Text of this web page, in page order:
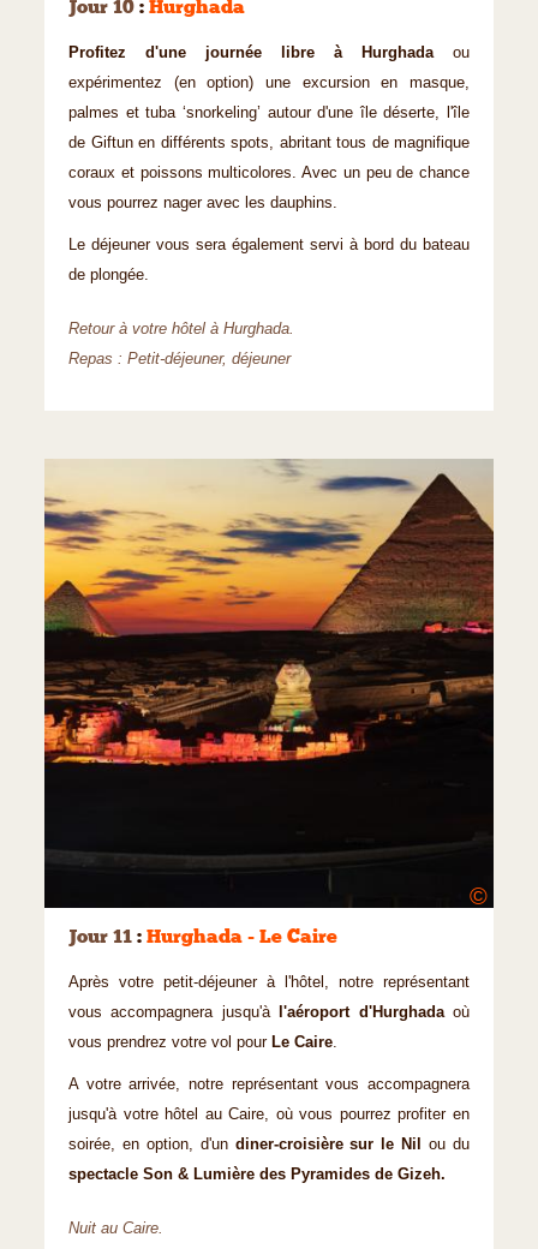
Jour 10 : Hurghada
Profitez d'une journée libre à Hurghada ou
expérimentez (en option) une excursion en masque,
palmes et tuba ‘snorkeling’ autour d'une île déserte, l'île
de Giftun en différents spots, abritant tous de magnifique
coraux et poissons multicolores. Avec un peu de chance
vous pourrez nager avec les dauphins.
Le déjeuner vous sera également servi à bord du bateau
de plongée.
Retour à votre hôtel à Hurghada.
Repas : Petit-déjeuner, déjeuner
©
Jour 11 : Hurghada - Le Caire
Après votre petit-déjeuner à l'hôtel, notre représentant
vous accompagnera jusqu'à
l'aéroport d'Hurghadaoù
vous prendrez votre vol pour Le Caire.
A votre arrivée, notre représentant vous accompagnera
jusqu'à votre hôtel au Caire, où vous pourrez profiter en
soirée, en option, d'un diner-croisière sur le Nilou du
spectacle Son & Lumière des Pyramides de Gizeh.
Nuit au Caire.